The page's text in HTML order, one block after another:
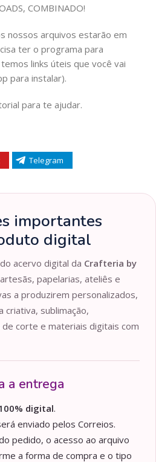
COMBINADO!
nossos arquivos estarão em
ter o programa para
links úteis que você vai
para instalar).
para te ajudar.
Telegram
importantes
digital
acervo digital da Crafteria by
papelarias, ateliês e
a produzirem personalizados,
criativa, sublimação,
corte e materiais digitais com
a entrega
digital.
enviado pelos Correios.
pedido, o acesso ao arquivo
a forma de compra e o tipo